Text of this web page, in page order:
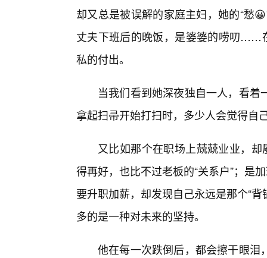
却又总是被误解的家庭主妇，她的“愁
丈夫下班后的晚饭，是婆婆的唠叨……
私的付出。
当我们看到她深夜独自一人，看
拿起扫帚开始打扫时，多少人会觉得自
又比如那个在职场上兢兢业业，
得再好，也比不过老板的“关系户”；是
要升职加薪，却发现自己永远是那个“
多的是一种对未来的坚持。
他在每一次跌倒后，都会擦干眼泪